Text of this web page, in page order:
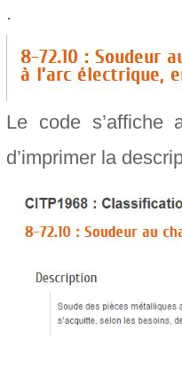
.
Le code s’affiche
d’imprimer la